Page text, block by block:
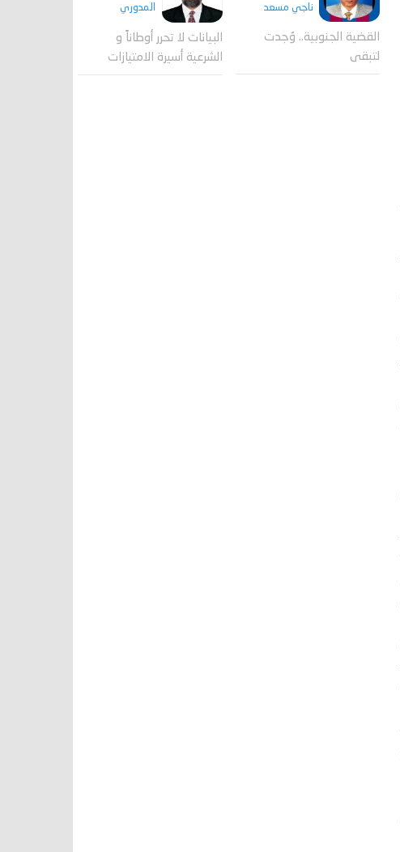
ناجي مسعد
القضية الجنوبية.. وُجدت
لتبقى
المدوري
البيانات لا تحرر أوطاناً و
الشرعية أسيرة الامتيازات